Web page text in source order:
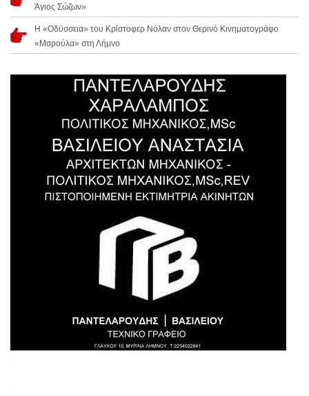
Άγιος Σώζων»
Η «Οδύσσεια» του Κρίστοφερ Νόλαν στον Θερινό Κινηματογράφο
«Μαρούλα» στη Λήμνο